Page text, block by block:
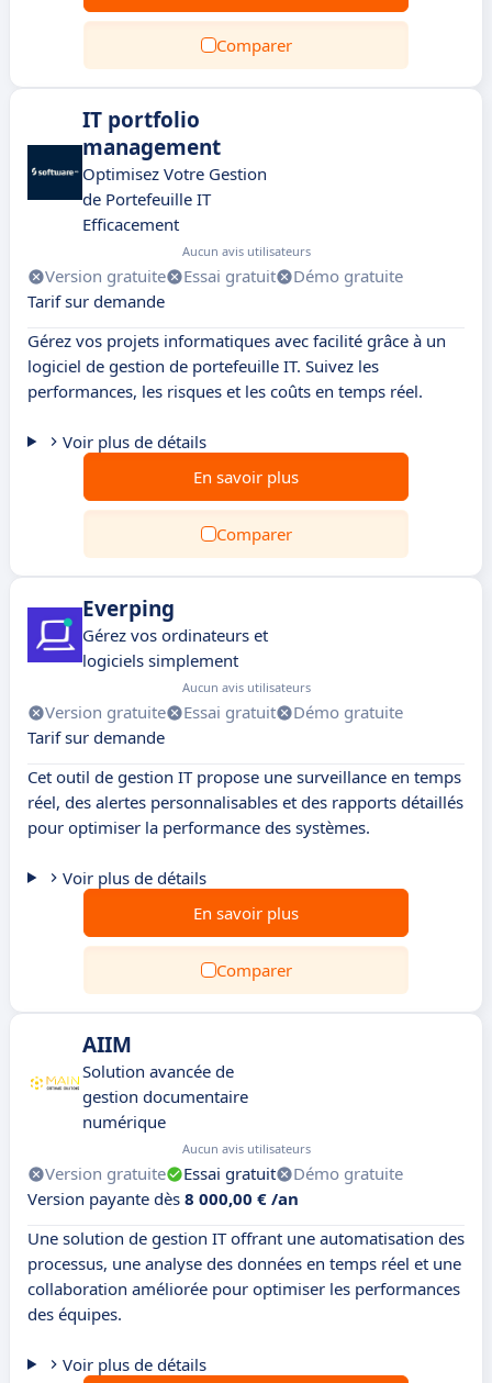
Comparer
IT portfolio
management
Optimisez Votre Gestion
de Portefeuille IT
Efficacement
Aucun avis utilisateurs
Version gratuite Essai gratuit
Démo gratuite
Tarif sur demande
Gérez vos projets informatiques avec facilité grâce à un
logiciel de gestion de portefeuille IT. Suivez les
performances, les risques et les coûts en temps réel.
Voir plus de détails
En savoir plus
Comparer
Everping
Gérez vos ordinateurs et
logiciels simplement
Aucun avis utilisateurs
Version gratuite Essai gratuit
Démo gratuite
Tarif sur demande
Cet outil de gestion IT propose une surveillance en temps
réel, des alertes personnalisables et des rapports détaillés
pour optimiser la performance des systèmes.
Voir plus de détails
En savoir plus
Comparer
AIIM
Solution avancée de
gestion documentaire
numérique
Aucun avis utilisateurs
Version gratuite Essai gratuit
Démo gratuite
Version payante dès 8 000,00 € /an
Une solution de gestion IT offrant une automatisation des
processus, une analyse des données en temps réel et une
collaboration améliorée pour optimiser les performances
des équipes.
Voir plus de détails